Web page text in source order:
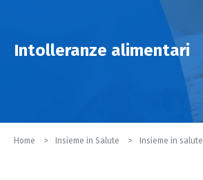
Intolleranze alimentari
Home Insieme in Salute Insieme in salute